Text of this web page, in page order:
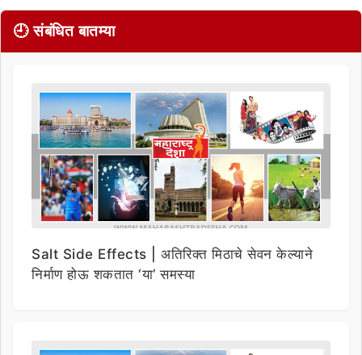
🕘 संबंधित बातम्या
Salt Side Effects | अतिरिक्त मिठाचे सेवन केल्याने
निर्माण होऊ शकतात ‘या’ समस्या